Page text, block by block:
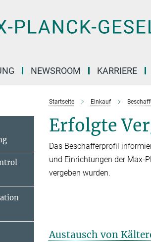
NEWSROOM KARRIERE
Startseite Einkauf
Erfolgte
Das Beschafferprofil
und Einrichtungen der Max-
vergeben wurden.
Austausch von